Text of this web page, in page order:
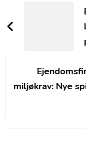
miljøkrav: Nye